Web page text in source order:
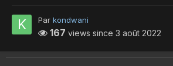
Par kondwani
167 views since 3 août 2022